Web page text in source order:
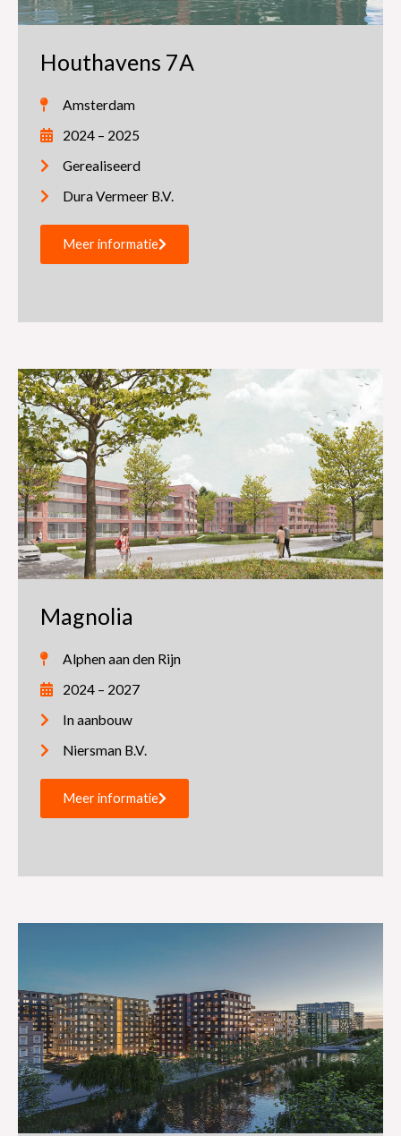
Houthavens 7A
Amsterdam
2024 – 2025
Gerealiseerd
Dura Vermeer B.V.
Meer informatie
Magnolia
Alphen aan den Rijn
2024 – 2027
In aanbouw
Niersman B.V.
Meer informatie